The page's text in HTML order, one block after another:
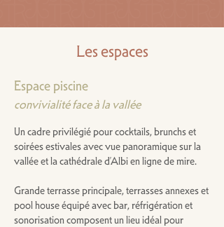
Les espaces
Espace piscine
convivialité face à la vallée
Un cadre privilégié pour cocktails, brunchs et
soirées estivales avec vue panoramique sur la
vallée et la cathédrale d’Albi en ligne de mire.
Grande terrasse principale, terrasses annexes et
pool house équipé avec bar, réfrigération et
sonorisation composent un lieu idéal pour